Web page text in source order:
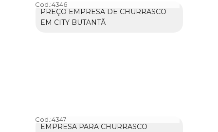
Cod.:4346
PREÇO EMPRESA DE CHURRASCO
EM CITY BUTANTÃ
Cod.:4347
EMPRESA PARA CHURRASCO